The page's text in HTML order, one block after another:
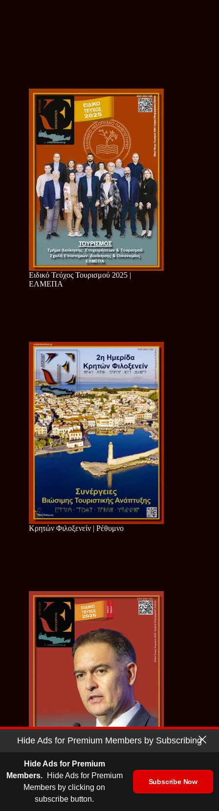
Ειδικό Τεύχος Τουρισμού 2025 |
ΕΛΜΕΠΑ
Κρητών Φιλοξενείν | Ρέθυμνο
Ειδικό Τεύχος Τουρισμού 2026 |
ΕΛΜΕΠΑ
Hide Ads for Premium Members by Subscribing
Hide Ads for Premium
Members.
Hide Ads for Premium
Members by clicking on
subscribe button.
Subscribe Now